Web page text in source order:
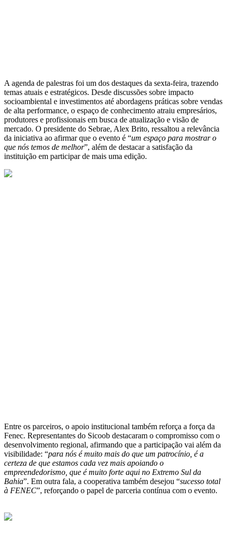
A agenda de palestras foi um dos destaques da sexta-feira, trazendo
temas atuais e estratégicos. Desde discussões sobre impacto
socioambiental e investimentos até abordagens práticas sobre vendas
de alta performance, o espaço de conhecimento atraiu empresários,
produtores e profissionais em busca de atualização e visão de
mercado. O presidente do Sebrae, Alex Brito, ressaltou a relevância
da iniciativa ao afirmar que o evento é “um espaço para mostrar o
que nós temos de melhor”, além de destacar a satisfação da
instituição em participar de mais uma edição.
Entre os parceiros, o apoio institucional também reforça a força da
Fenec. Representantes do Sicoob destacaram o compromisso com o
desenvolvimento regional, afirmando que a participação vai além da
visibilidade: “para nós é muito mais do que um patrocínio, é a
certeza de que estamos cada vez mais apoiando o
empreendedorismo, que é muito forte aqui no Extremo Sul da
Bahia”. Em outra fala, a cooperativa também desejou “sucesso total
à FENEC”, reforçando o papel de parceria contínua com o evento.